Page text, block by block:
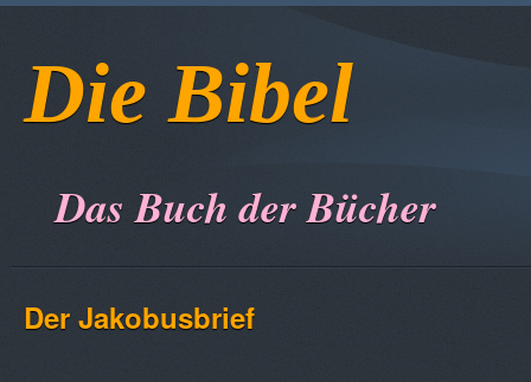
Die Bibel
Das Buch der Bücher
Der Jakobusbrief